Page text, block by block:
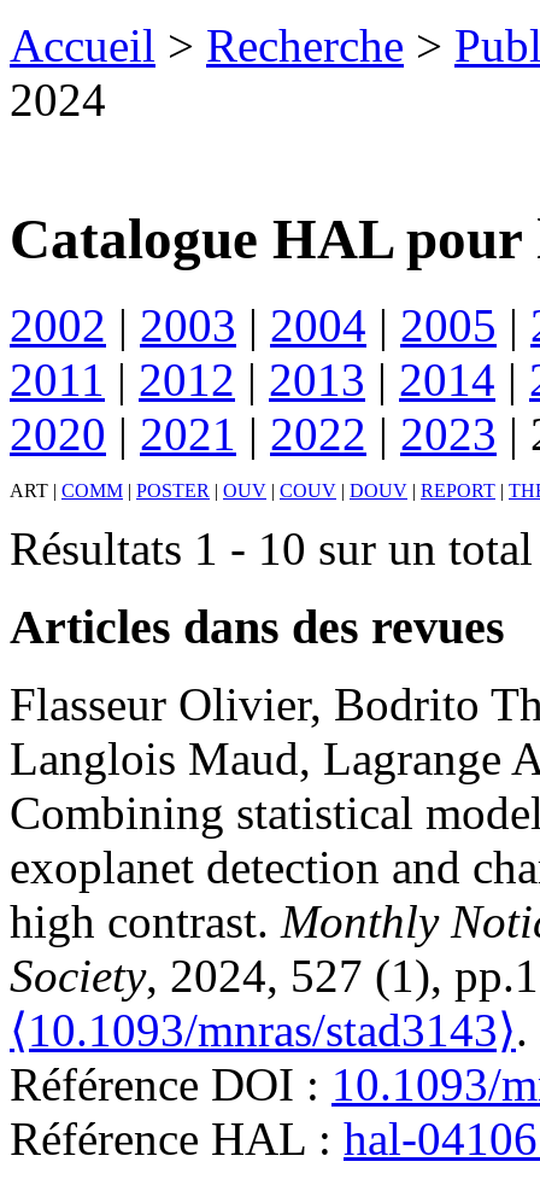
Accueil > Recherche >
2024
Catalogue HAL pour
2002 | 2003 | 2004 | 2005 |
2011 | 2012 | 2013 | 2014 |
2020 | 2021 | 2022 | 2023 |
ART | COMM | POSTER | OUV | COUV | DOUV | REPORT |
Résultats 1 - 10 sur un
Articles dans des revues
Flasseur Olivier, Bodrito
Langlois Maud, Lagrange
Combining statistical
exoplanet detection and
high contrast. Monthly
Society, 2024, 527 (1),
⟨10.1093/mnras/stad3143⟩.
Référence DOI : 10.1093/
Référence HAL : hal-